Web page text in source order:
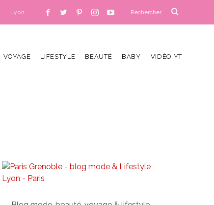
Lyon
VOYAGE LIFESTYLE BEAUTÉ BABY VIDÉO YT